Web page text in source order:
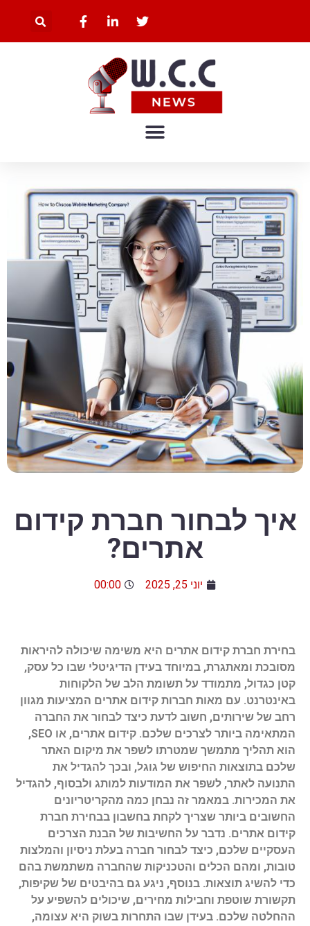
איך לבחור חברת קידום
אתרים?
יוני 25, 2025 00:00
בחירת חברת קידום אתרים היא משימה שיכולה להיראות
מסובכת ומאתגרת, במיוחד בעידן הדיגיטלי שבו כל עסק,
קטן כגדול, מתמודד על תשומת הלב של הלקוחות
באינטרנט. עם מאות חברות קידום אתרים המציעות מגוון
רחב של שירותים, חשוב לדעת כיצד לבחור את החברה
המתאימה ביותר לצרכים שלכם. קידום אתרים, או SEO,
הוא תהליך מתמשך שמטרתו לשפר את מיקום האתר
שלכם בתוצאות החיפוש של גוגל, ובכך להגדיל את
התנועה לאתר, לשפר את המודעות למותג ולבסוף, להגדיל
את המכירות. במאמר זה נבחן כמה מהקריטריונים
החשובים ביותר שצריך לקחת בחשבון בבחירת חברת
קידום אתרים. נדבר על החשיבות של הבנת הצרכים
העסקיים שלכם, כיצד לבחור חברה בעלת ניסיון והמלצות
טובות, ומהם הכלים והטכניקות שהחברה משתמשת בהם
כדי להשיג תוצאות. בנוסף, ניגע גם בהיבטים של שקיפות,
תקשורת שוטפת וחבילות מחירים, שיכולים להשפיע על
ההחלטה שלכם. בעידן שבו התחרות בשוק היא עצומה,